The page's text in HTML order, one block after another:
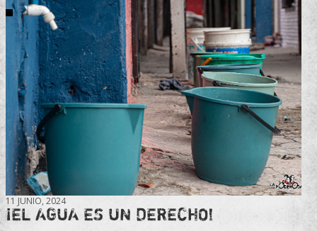
11 JUNIO, 2024
¡EL AGUA ES UN DERECHO!